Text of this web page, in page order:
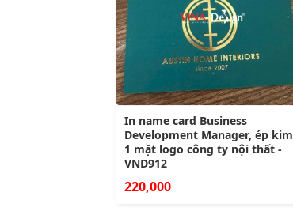
In name card Business
Development Manager, ép kim
1 mặt logo công ty nội thất -
VND912
220,000